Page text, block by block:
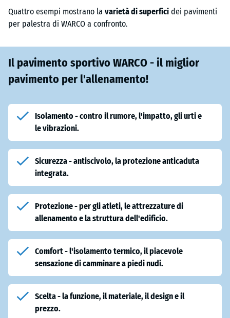
Quattro esempi mostrano la varietà di superfici dei pavimenti
per palestra di WARCO a confronto.
Il pavimento sportivo WARCO - il miglior
pavimento per l'allenamento!
Isolamento - contro il rumore, l'impatto, gli urti e
le vibrazioni.
Sicurezza - antiscivolo, la protezione anticaduta
integrata.
Protezione - per gli atleti, le attrezzature di
allenamento e la struttura dell'edificio.
Comfort - l'isolamento termico, il piacevole
sensazione di camminare a piedi nudi.
Scelta - la funzione, il materiale, il design e il
prezzo.